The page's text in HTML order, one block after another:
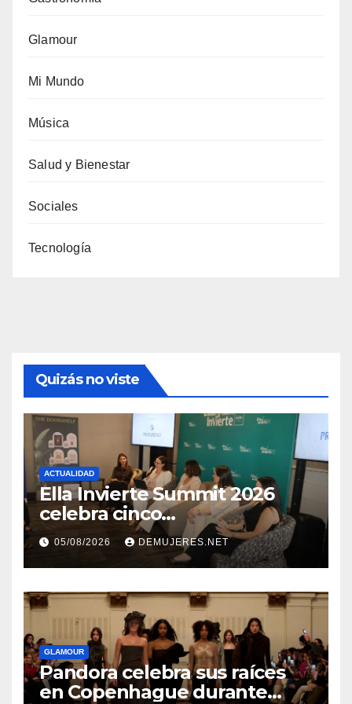
Glamour
Mi Mundo
Música
Salud y Bienestar
Sociales
Tecnología
Quizás no viste
ACTUALIDAD
Ella Invierte Summit 2026
celebra cinco
añosimpulsando a las
mujeres a construir su
independencia financiera
05/08/2026 DEMUJERES.NET
GLAMOUR
Pandora celebra sus raíces
en Copenhague durante